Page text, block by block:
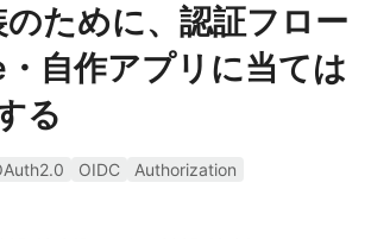
ために、認証フロー
自作アプリに当ては
る
OIDC
Authorization